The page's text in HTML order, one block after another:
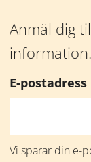
Anmäl dig
information.
E-postadress
Vi sparar din e-